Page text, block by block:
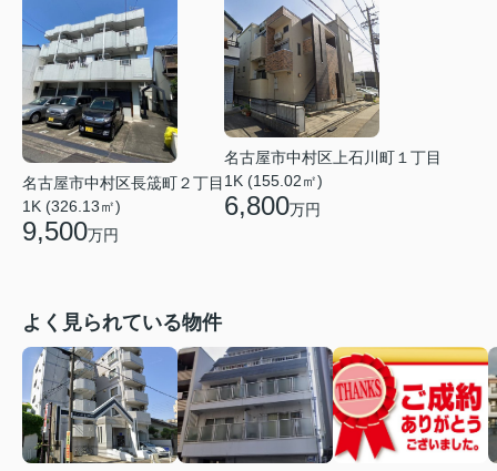
名古屋市中村区長筬町２丁目
1K (326.13㎡)
9,500万円
名古屋市中村区上石川町１丁目
1K (155.02㎡)
6,800万円
よく見られている物件